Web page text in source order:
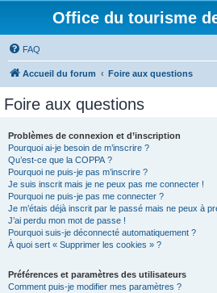
Office du tourisme
FAQ
Accueil du forum Foire aux questions
Foire aux questions
Problèmes de connexion et d’inscription
Pourquoi ai-je besoin de m’inscrire ?
Qu’est-ce que la COPPA ?
Pourquoi ne puis-je pas m’inscrire ?
Je suis inscrit mais je ne peux pas me connecter !
Pourquoi ne puis-je pas me connecter ?
Je m’étais déjà inscrit par le passé mais ne peux à
J’ai perdu mon mot de passe !
Pourquoi suis-je déconnecté automatiquement ?
À quoi sert « Supprimer les cookies » ?
Préférences et paramètres des utilisateurs
Comment puis-je modifier mes paramètres ?